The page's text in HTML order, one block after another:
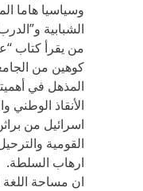
وسياسيا هاما
الشبابية
من يقرأ كتاب
كوهين من
المذهل في
الأنقاذ الوطني
اسرائيل من
القومية
ارهاب السلطة.
ان مساحة اللغة